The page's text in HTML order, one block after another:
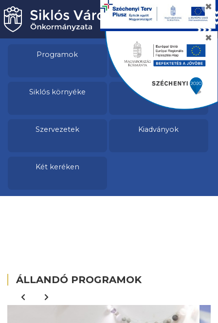
✖
✖
Programok Látnivalók
Siklós környéke Vendéglátás
Szervezetek Kiadványok
Két keréken
ÁLLANDÓ PROGRAMOK